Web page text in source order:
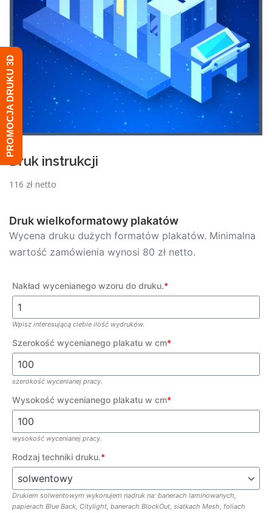
Druk instrukcji
116 zł netto
Druk wielkoformatowy plakatów
Wycena druku dużych formatów plakatów. Minimalna
wartość zamówienia wynosi 80 zł netto.
Nakład wycenianego wzoru do druku.*
Wpisz interesującą ciebie ilość wydruków.
Szerokość wycenianego plakatu w cm*
szerokość wycenianej pracy.
Wysokość wycenianego plakatu w cm*
wysokość wycenianej pracy.
Rodzaj techniki druku.*
Drukiem solwentowym wykonujem nadruk na: banerach laminowanych,
papierach Blue Back, Citylight, banerach BlockOut, siatkach Mesh, foliach
PROMOCJA DRUKU 3D